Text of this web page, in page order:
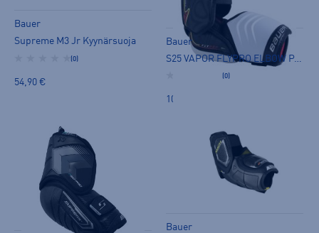
Bauer
Supreme M3 Jr Kyynärsuoja
(0)
54,90 €
Bauer
S25 VAPOR FLYPRO ELBOW PAD -INT - kyynärsuoja
(0)
109,00 €
Bauer